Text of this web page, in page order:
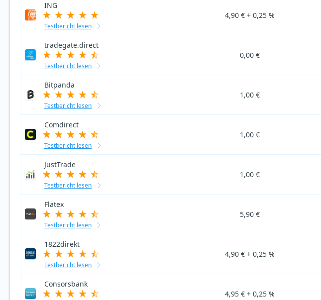
ING
Testbericht lesen
4,90 € + 0,25 %
tradegate.direct
Testbericht lesen
0,00 €
Bitpanda
Testbericht lesen
1,00 €
Comdirect
Testbericht lesen
1,00 €
JustTrade
Testbericht lesen
1,00 €
Flatex
Testbericht lesen
5,90 €
1822direkt
Testbericht lesen
4,90 € + 0,25 %
Consorsbank
4,95 € + 0,25 %